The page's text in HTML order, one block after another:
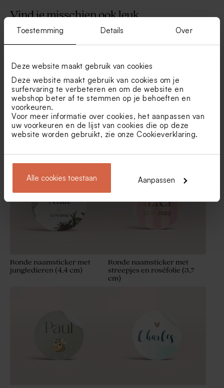
Toestemming Details Over
Deze website maakt gebruik van cookies
Deze website maakt gebruik van cookies om je
surfervaring te verbeteren en om de website en
webshop beter af te stemmen op je behoeften en
voorkeuren.
Voor meer informatie over cookies, het aanpassen van
uw voorkeuren en de lijst van cookies die op deze
website worden gebruikt, zie onze Cookieverklaring.
Alle cookies toestaan Aanpassen
Tetra zakje ivoor
Rond doopsuikerdoosje
De Bock doopsuiker dragees
stuks)
Katoenen lint beige large
Vind je misschien ook leuk
Roze naamsticker rond met
Ronde sticker met zwaantjes
Ronde naamsticker met
jungledieren (4,4 cm)
Ronde naamsticker met
streepjes en roséfolie (3,7
cm)